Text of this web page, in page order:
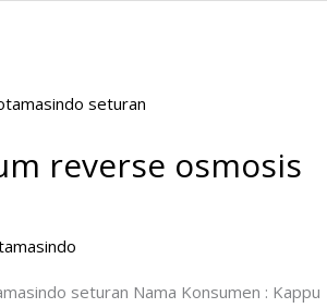
reverse osmosis
seturan Nama Konsumen : Kappu